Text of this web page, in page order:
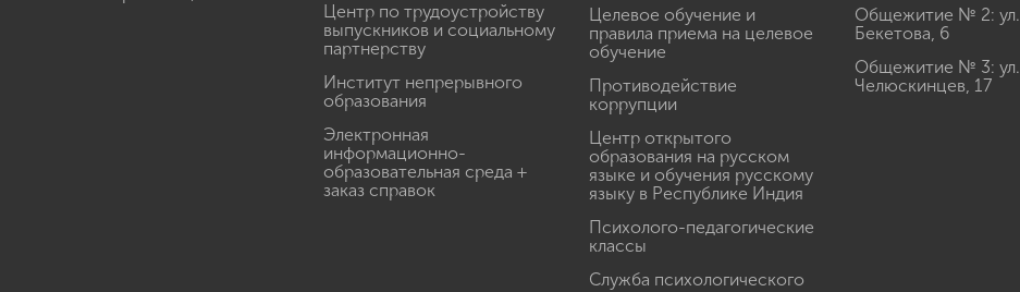
Центр по трудоустройству
выпускников и социальному
партнерству
Институт непрерывного
образования
Электронная
информационно-
образовательная среда +
заказ справок
Целевое обучение и
правила приема на целевое
обучение
Противодействие
коррупции
Центр открытого
образования на русском
языке и обучения русскому
языку в Республике Индия
Психолого-педагогические
классы
Служба психологического
Общежитие № 2: ул.
Бекетова, 6
Общежитие № 3: ул.
Челюскинцев, 17